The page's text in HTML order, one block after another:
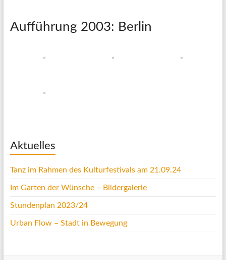
Aufführung 2003: Berlin
Aktuelles
Tanz im Rahmen des Kulturfestivals am 21.09.24
Im Garten der Wünsche – Bildergalerie
Stundenplan 2023/24
Urban Flow – Stadt in Bewegung